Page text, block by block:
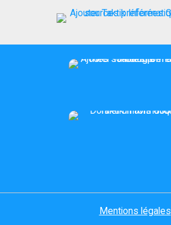
Mentions légales